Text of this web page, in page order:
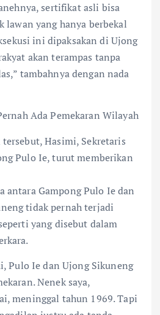
sertifikat asli bisa
lawan yang hanya berbekal
ini dipaksakan di Ujong
akan terampas tanpa
tambahnya dengan nada
Ada Pemekaran Wilayah
Hasimi, Sekretaris
Pulo Ie, turut memberikan
antara Gampong Pulo Ie dan
tidak pernah terjadi
yang disebut dalam
Pulo Ie dan Ujong Sikuneng
Nenek saya,
meninggal tahun 1969. Tapi